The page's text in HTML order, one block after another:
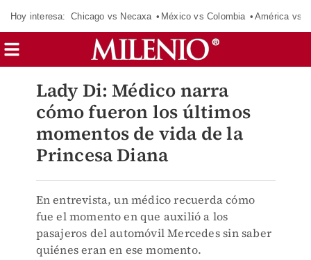
Hoy interesa: Chicago vs Necaxa México vs Colombia América vs
Lady Di: Médico narra
cómo fueron los últimos
momentos de vida de la
Princesa Diana
En entrevista, un médico recuerda cómo
fue el momento en que auxilió a los
pasajeros del automóvil Mercedes sin saber
quiénes eran en ese momento.